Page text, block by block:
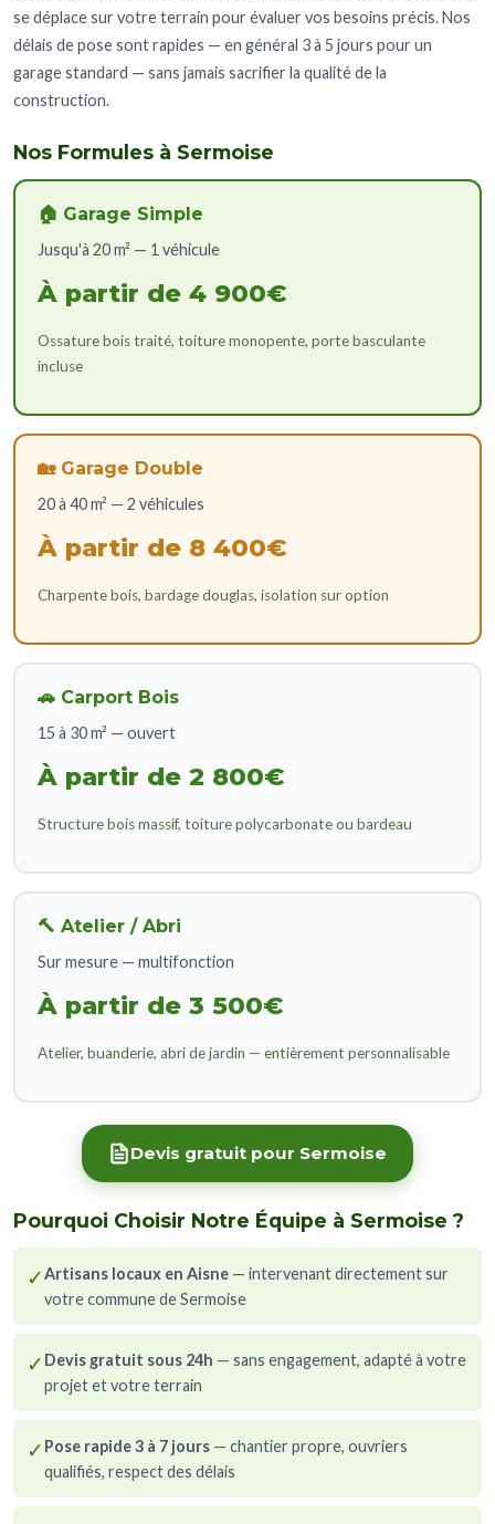
se déplace sur votre terrain pour évaluer vos besoins précis. Nos
délais de pose sont rapides — en général 3 à 5 jours pour un
garage standard — sans jamais sacrifier la qualité de la
construction.
Nos Formules à Sermoise
🏠 Garage Simple
Jusqu'à 20 m² — 1 véhicule
À partir de 4 900€
Ossature bois traité, toiture monopente, porte basculante
incluse
🏡 Garage Double
20 à 40 m² — 2 véhicules
À partir de 8 400€
Charpente bois, bardage douglas, isolation sur option
🚗 Carport Bois
15 à 30 m² — ouvert
À partir de 2 800€
Structure bois massif, toiture polycarbonate ou bardeau
🔨 Atelier / Abri
Sur mesure — multifonction
À partir de 3 500€
Atelier, buanderie, abri de jardin — entièrement personnalisable
Devis gratuit pour Sermoise
Pourquoi Choisir Notre Équipe à Sermoise ?
✓Artisans locaux en Aisne — intervenant directement sur
votre commune de Sermoise
✓ Devis gratuit sous 24h — sans engagement, adapté à votre
projet et votre terrain
✓ Pose rapide 3 à 7 jours — chantier propre, ouvriers
qualifiés, respect des délais